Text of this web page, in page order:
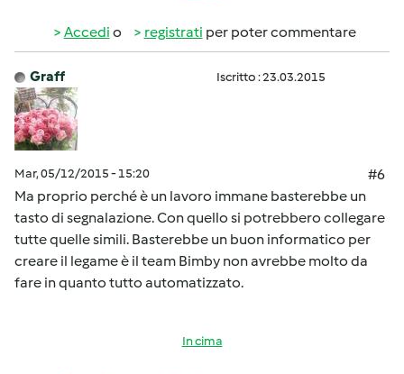
Accedi o registrati per poter commentare
Graff Iscritto : 23.03.2015
Mar, 05/12/2015 - 15:20
#6
Ma proprio perché è un lavoro immane basterebbe un
tasto di segnalazione. Con quello si potrebbero collegare
tutte quelle simili. Basterebbe un buon informatico per
creare il legame è il team Bimby non avrebbe molto da
fare in quanto tutto automatizzato.
In cima